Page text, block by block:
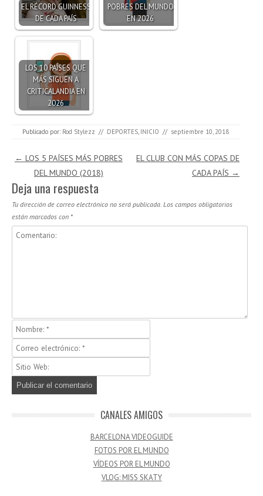
EL RÉCORD GUINNESS
DE CADA PAÍS
POBRES DEL MUNDO
EN 2026
LOS 10 PAÍSES QUE
MÁS SIGUEN A
CRITICALANDIA EN
2026
Publicado por: Rod Stylezz // DEPORTES INICIO // septiembre 10, 2018
Navegación de entradas
← LOS 5 PAÍSES MÁS POBRES
DEL MUNDO (2018)
EL CLUB CON MÁS COPAS DE
CADA PAÍS →
Deja una respuesta
Tu dirección de correo electrónico no será publicada. Los campos obligatorios
están marcados con *
CANALES AMIGOS
BARCELONA VIDEOGUIDE
FOTOS POR EL MUNDO
VÍDEOS POR EL MUNDO
VLOG: MISS SKATY